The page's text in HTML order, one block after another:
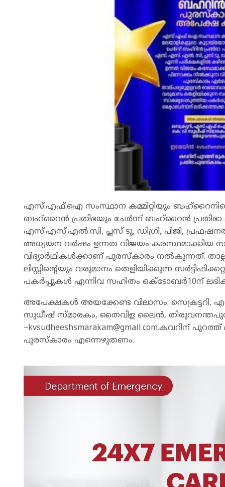
എസ്.എഫ്.ഐ സംസ്ഥാന കമ്മിറ്റിയും
ബഹ്റൈൻ പ്രതിഭയും ചേർന്ന് ബഹ്റൈൻ
എസ്.എസ്.എൽ.സി, പ്ലസ് ടു, ഡിഗ്രി, പിജി,
അധ്യയന വർഷം ഉന്നത വിജയം കരസ്ഥമാക്കിയ
വിദ്യാർഥികൾക്കാണ് പുരസ്കാരം നൽകുന്നത്.
ലിസ്റ്റിന്റെയും വരുമാനം തെളിയിക്കുന്ന
പകർപ്പുകൾ എന്നിവ സഹിതം ഒക്ടോബർ10ന്
അപേക്ഷകൾ അയക്കേണ്ട വിലാസം: സെക്രട്ടറി,
സുധീഷ് സ്മാരകം, തൈവിള ലൈൻ, തിരുവനന്തപുരം
−kvsudheeshsmarakam@gmail.com.കവറിന്
പുരസ്കാരം എന്നെഴുതണം.